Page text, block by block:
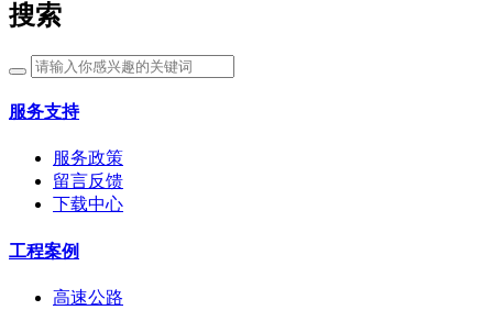
搜索
服务支持
服务政策
留言反馈
下载中心
工程案例
高速公路